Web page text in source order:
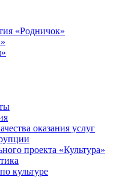
«Родничок»
оказания услуг
проекта «Культура»
культуре